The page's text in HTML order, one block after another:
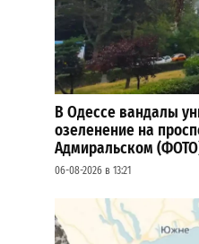
В Одессе вандалы
озеленение на
Адмиральском
06-08-2026 в 13:21